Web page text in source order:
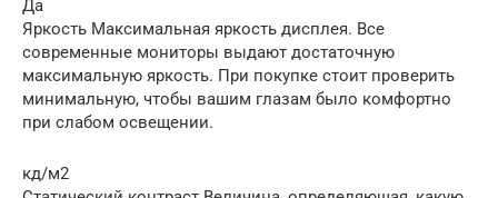
Да
Яркость Максимальная яркость дисплея. Все
современные мониторы выдают достаточную
максимальную яркость. При покупке стоит проверить
минимальную, чтобы вашим глазам было комфортно
при слабом освещении.
кд/м2